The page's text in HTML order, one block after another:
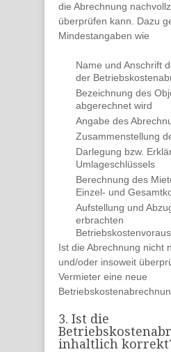
die Abrechnung
überprüfen kann. Dazu
Mindestangaben wie
Name und Anschrift
der
Bezeichnung des
abgerechnet wird
Angabe des
Zusammenstellung
Darlegung bzw.
Umlageschlüssels
Berechnung des
Einzel- und
Aufstellung und
erbrachten
Ist die Abrechnung nicht
und/oder insoweit
Vermieter eine neue
3. Ist die
inhaltlich